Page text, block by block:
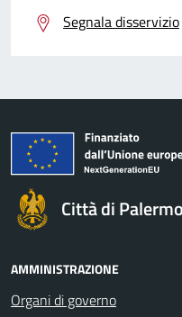
Segnala disservizio
Città di Palermo
AMMINISTRAZIONE
Organi di governo